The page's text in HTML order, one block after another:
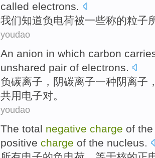
called electrons.
我们知道负电荷被一些称的粒子
youdao
An anion in which carbon
unshared pair of electrons.
负碳离子 ，阴碳离子一种阴离子
共用电子对。
youdao
The total negative charge of
positive charge of the nucleus.